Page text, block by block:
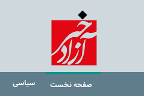
صفحه نخست سیاسی